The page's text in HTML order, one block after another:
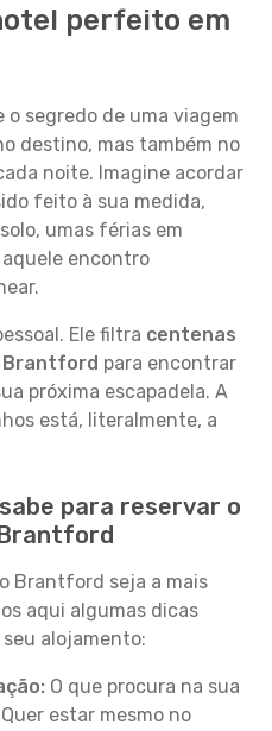
perfeito em
o segredo de uma viagem
destino, mas também no
noite. Imagine acordar
feito à sua medida,
umas férias em
encontro
Ele filtra centenas
Brantford para encontrar
próxima escapadela. A
está, literalmente, a
para reservar o
Brantford seja a mais
aqui algumas dicas
alojamento:
O que procura na sua
estar mesmo no